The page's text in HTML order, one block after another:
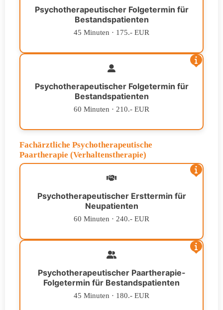
Psychotherapeutischer Folgetermin für
Bestandspatienten
45 Minuten · 175.- EUR
Psychotherapeutischer Folgetermin für
Bestandspatienten
60 Minuten · 210.- EUR
Fachärztliche Psychotherapeutische
Paartherapie (Verhaltenstherapie)
Psychotherapeutischer Ersttermin für
Neupatienten
60 Minuten · 240.- EUR
Psychotherapeutischer Paartherapie-
Folgetermin für Bestandspatienten
45 Minuten · 180.- EUR